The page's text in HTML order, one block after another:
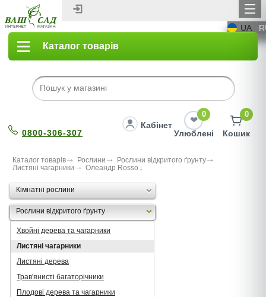
UA
Каталог товарів
0800-306-307
Кабінет
0
Улюблені
0
Кошик
Каталог товарів Рослини
Рослини відкритого ґрунту
Листяні чагарники
Олеандр Rosso
Кімнатні рослини
Рослини відкритого ґрунту
Хвойні дерева та чагарники
Листяні чагарники
Листяні дерева
Трав'янисті багаторічники
Плодові дерева та чагарники